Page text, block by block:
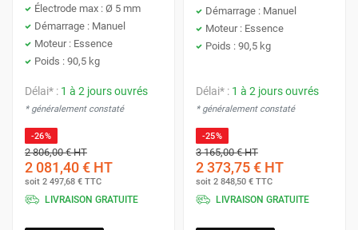
investissement rentable et d'une tranquillité d'esprit.
En choisissant un groupe électrogène Protoumat, vous
optez pour la qualité, la performance, la technologie, un
accompagnement personnalisé et un excellent rapport
qualité/prix. Faites confiance à Protoumat pour assurer
votre alimentation électrique en toute circonstance.
Électrode max : Ø 5 mm
Démarrage : Manuel
Moteur : Essence
Poids : 90,5 kg
Délai* : 1 à 2 jours ouvrés
* généralement constaté
-26%
2 806,00 €HT
2 081,40 € HT
soit 2 497,68 € TTC
LIVRAISON GRATUITE
Démarrage : Manuel
Moteur : Essence
Poids : 90,5 kg
Délai* : 1 à 2 jours ouvrés
* généralement constaté
-25%
3 165,00 €HT
2 373,75 € HT
soit 2 848,50 € TTC
LIVRAISON GRATUITE